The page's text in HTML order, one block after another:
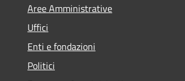
Aree Amministrative
Uffici
Enti e fondazioni
Politici